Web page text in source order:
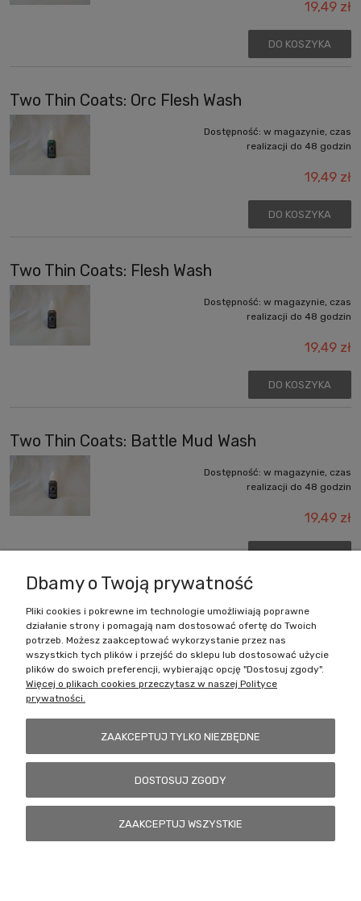
19,49 zł
DO KOSZYKA
Two Thin Coats: Orc Flesh Wash
Dostępność: w magazynie, czas
realizacji do 48 godzin
19,49 zł
DO KOSZYKA
Two Thin Coats: Flesh Wash
Dostępność: w magazynie, czas
realizacji do 48 godzin
19,49 zł
DO KOSZYKA
Two Thin Coats: Battle Mud Wash
Dostępność: w magazynie, czas
realizacji do 48 godzin
19,49 zł
Zakupy
Pomoc
Dbamy o Twoją prywatność
Pliki cookies i pokrewne im technologie umożliwiają poprawne
działanie strony i pomagają nam dostosować ofertę do Twoich
potrzeb. Możesz zaakceptować wykorzystanie przez nas
wszystkich tych plików i przejść do sklepu lub dostosować użycie
plików do swoich preferencji, wybierając opcję "Dostosuj zgody".
Więcej o plikach cookies przeczytasz w naszej Polityce
prywatności.
ZAAKCEPTUJ TYLKO NIEZBĘDNE
DOSTOSUJ ZGODY
ZAAKCEPTUJ WSZYSTKIE